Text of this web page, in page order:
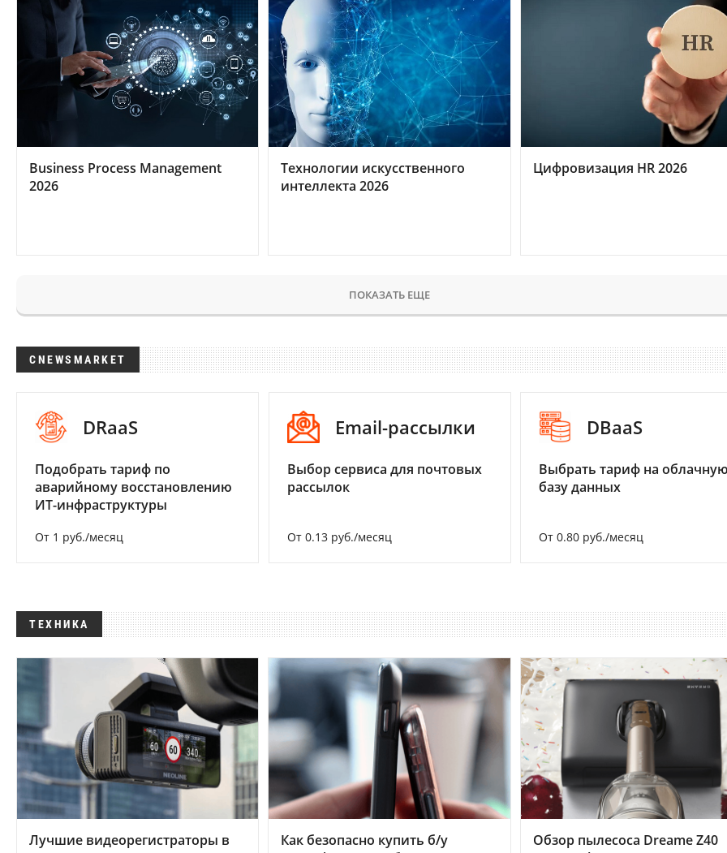
Business Process Management
2026
Технологии искусственного
интеллекта 2026
Цифровизация HR 2026
ПОКАЗАТЬ ЕЩЕ
CNEWSMARKET
DRaaS
Подобрать тариф по
аварийному восстановлению
ИТ-инфраструктуры
От 1 руб./месяц
Email-рассылки
Выбор сервиса для почтовых
рассылок
От 0.13 руб./месяц
DBaaS
Выбрать тариф на
базу данных
От 0.80 руб./месяц
ТЕХНИКА
Лучшие видеорегистраторы в
Как безопасно купить б/у
Обзор пылесоса Dreame Z40